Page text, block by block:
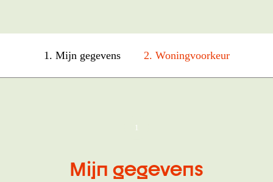
1. Mijn gegevens 2. Woningvoorkeur
1
Mijn gegevens